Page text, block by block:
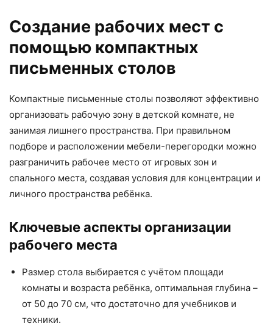
Создание рабочих мест с
помощью компактных
письменных столов
Компактные письменные столы позволяют эффективно
организовать рабочую зону в детской комнате, не
занимая лишнего пространства. При правильном
подборе и расположении мебели-перегородки можно
разграничить рабочее место от игровых зон и
спального места, создавая условия для концентрации и
личного пространства ребёнка.
Ключевые аспекты организации
рабочего места
Размер стола выбирается с учётом площади
комнаты и возраста ребёнка, оптимальная глубина –
от 50 до 70 см, что достаточно для учебников и
техники.